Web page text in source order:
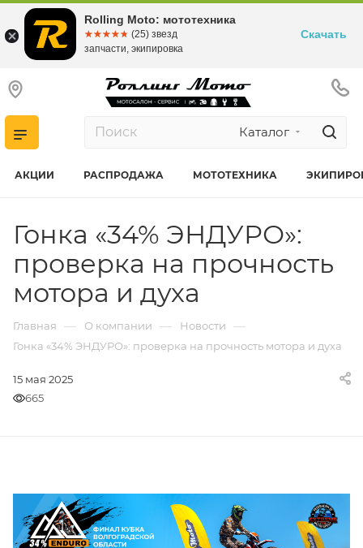
Каталог
АКЦИИ РАСПРОДАЖА МОТОТЕХНИКА
Гонка «34% ЭНДУРО»:
проверка на прочность
мотора и духа
Главная — О компании — Новости —
Гонка «34% ЭНДУРО»: проверка на прочность мотора и духа
15 мая 2025
665
Rolling Moto: мототехника
☆☆☆☆☆
★★★★★ (25) звезд
запчасти, экипировка
Скачать